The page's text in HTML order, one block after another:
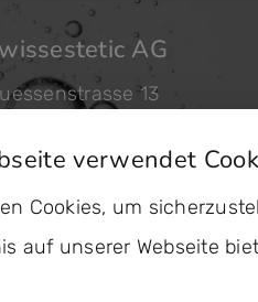
AG
13
41 768 80 80
verwendet
Cookies, um
auf unserer Webseite